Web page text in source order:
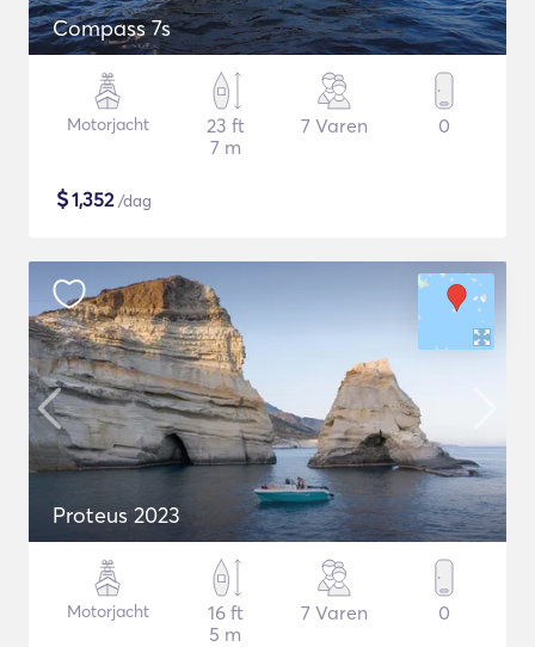
Compass 7s
Motorjacht
23 ft
7 m
7 Varen 0
$1,352/dag
Proteus 2023
Motorjacht
16 ft
5 m
7 Varen 0